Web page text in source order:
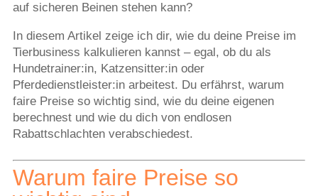
auf sicheren Beinen stehen kann?
In diesem Artikel zeige ich dir, wie du deine Preise im
Tierbusiness kalkulieren kannst – egal, ob du als
Hundetrainer:in, Katzensitter:in oder
Pferdedienstleister:in arbeitest. Du erfährst, warum
faire Preise so wichtig sind, wie du deine eigenen
berechnest und wie du dich von endlosen
Rabattschlachten verabschiedest.
Warum faire Preise so